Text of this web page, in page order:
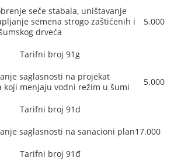
seče stabala, uništavanje
semena strogo zaštićenih i
drveća
5.000
Tarifni broj 91g
saglasnosti na projekat
koji menjaju vodni režim u šumi
5.000
Tarifni broj 91d
saglasnosti na sanacioni plan17.000
Tarifni broj 91đ